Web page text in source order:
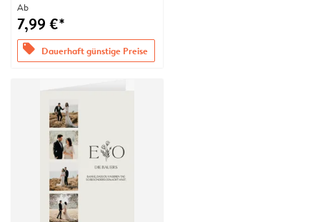
Ab
7,99 €*
offers Dauerhaft günstige Preise